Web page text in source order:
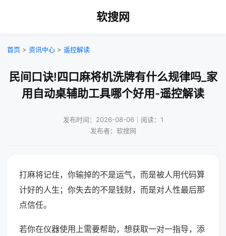
软搜网
首页 > 资讯中心 > 遥控解读
民间口诀!四口麻将机洗牌有什么规律吗_家
用自动桌辅助工具哪个好用-遥控解读
发布时间：2026-08-06｜阅读：1
发布者：软搜网
打麻将记住，你输掉的不是运气，而是被人用代码算
计好的人生；你失去的不是钱财，而是对人性最后那
点信任。
若你在仪器使用上需要帮助，想获取一对一指导，添